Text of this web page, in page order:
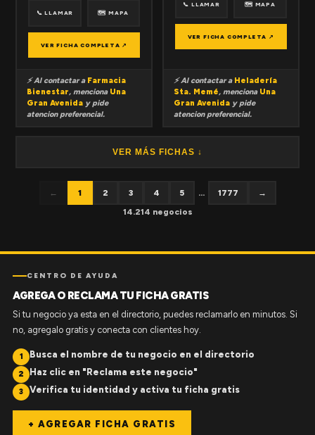
📞 LLAMAR 🗺 MAPA
VER FICHA COMPLETA ↗
⚡ Al contactar a Farmacia
Bienestar, menciona Una
Gran Avenida y pide
atencion preferencial.
📞 LLAMAR 🗺 MAPA
VER FICHA COMPLETA ↗
⚡ Al contactar a Heladería
Sta. Memé, menciona Una
Gran Avenida y pide
atencion preferencial.
VER MÁS FICHAS ↓
← 1 2 3 4 5 ... 1777
→
14.214 negocios
CENTRO DE AYUDA
AGREGA O RECLAMA TU FICHA GRATIS
Si tu negocio ya esta en el directorio, puedes reclamarlo en minutos. Si
no, agregalo gratis y conecta con clientes hoy.
1 Busca el nombre de tu negocio en el directorio
2 Haz clic en "Reclama este negocio"
3 Verifica tu identidad y activa tu ficha gratis
+ AGREGAR FICHA GRATIS